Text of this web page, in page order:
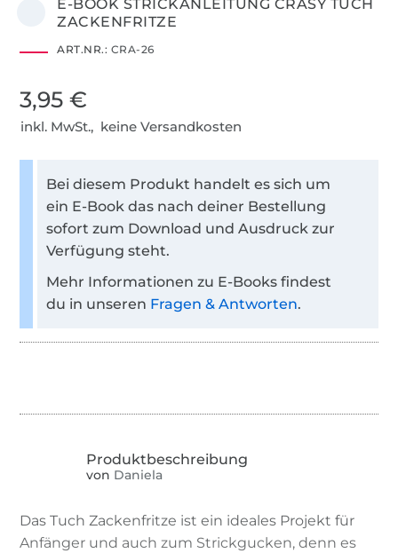
E-BOOK STRICKANLEITUNG CRASY TUCH
ZACKENFRITZE
ART.NR.: CRA-26
3,95 €
inkl. MwSt., keine Versandkosten
Bei diesem Produkt handelt es sich um
ein E-Book das nach deiner Bestellung
sofort zum Download und Ausdruck zur
Verfügung steht.
Mehr Informationen zu E-Books findest
du in unseren Fragen & Antworten.
von Daniela
Das Tuch Zackenfritze ist ein ideales Projekt für
Anfänger und auch zum Strickgucken, denn es